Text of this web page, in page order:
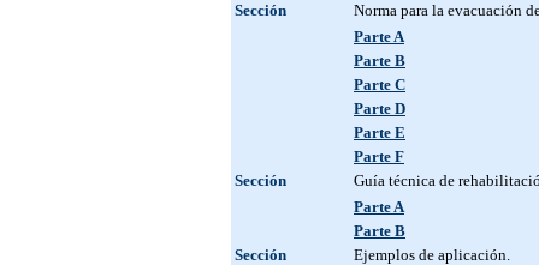
Sección
Norma para la evacuación
Parte A
Parte B
Parte C
Parte D
Parte E
Parte F
Sección
Guía técnica de
Parte A
Parte B
Sección
Ejemplos de aplicación.